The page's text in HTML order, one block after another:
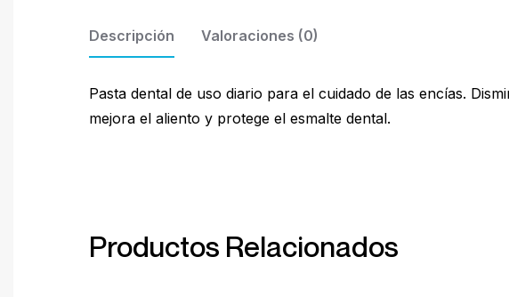
Descripción Valoraciones (0)
Pasta dental de uso diario para el cuidado de las encías.
mejora el aliento y protege el esmalte dental.
Productos Relacionados